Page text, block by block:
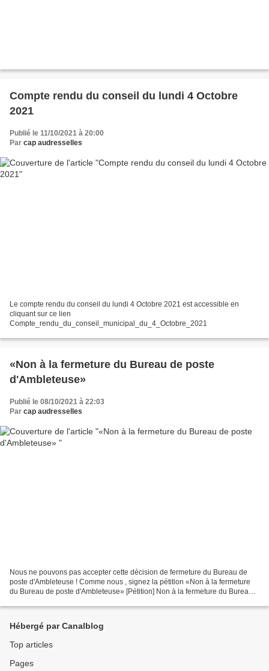
Compte rendu du conseil du lundi 4 Octobre
2021
Publié le 11/10/2021 à 20:00
Par cap audresselles
Le compte rendu du conseil du lundi 4 Octobre 2021 est accessible en
cliquant sur ce lien
Compte_rendu_du_conseil_municipal_du_4_Octobre_2021
«Non à la fermeture du Bureau de poste
d'Ambleteuse»
Publié le 08/10/2021 à 22:03
Par cap audresselles
Nous ne pouvons pas accepter cette décision de fermeture du Bureau de
poste d'Ambleteuse ! Comme nous , signez la pétition «Non à la fermeture
du Bureau de poste d'Ambleteuse» [Pétition] Non à la fermeture du Bureau
Hébergé par Canalblog
Top articles
Pages